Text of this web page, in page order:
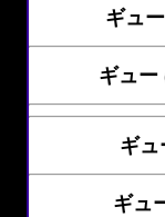
ギュ
ギュ
ギ
ギュ